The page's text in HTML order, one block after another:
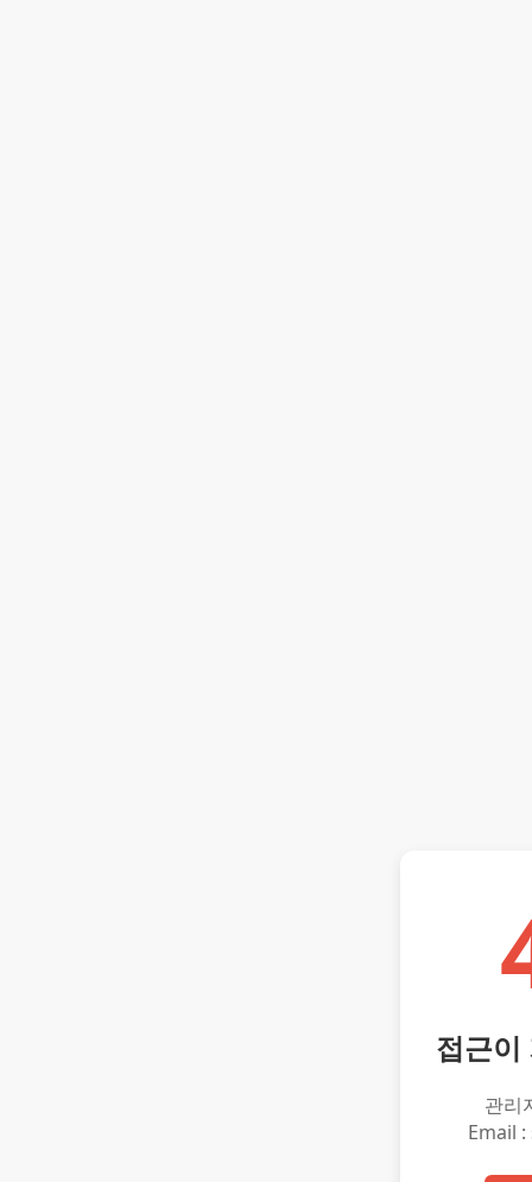
접근이
관리
Email